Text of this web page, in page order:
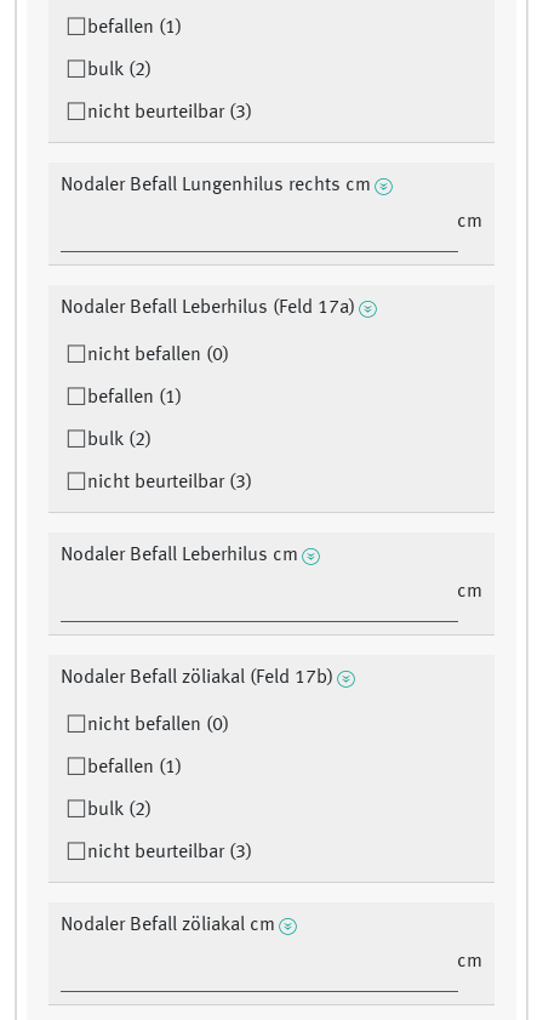
befallen (1)
bulk (2)
nicht beurteilbar (3)
Nodaler Befall Lungenhilus rechts cm
cm
Nodaler Befall Leberhilus (Feld 17a)
nicht befallen (0)
befallen (1)
bulk (2)
nicht beurteilbar (3)
Nodaler Befall Leberhilus cm
cm
Nodaler Befall zöliakal (Feld 17b)
nicht befallen (0)
befallen (1)
bulk (2)
nicht beurteilbar (3)
Nodaler Befall zöliakal cm
cm